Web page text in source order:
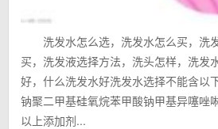
洗发水怎么选，洗发水怎么买，洗
买，洗发液选择方法，洗头怎样，洗发
好，什么洗发水好洗发水选择不能含以
钠聚二甲基硅氧烷苯甲酸钠甲基异噻唑
以上添加剂...